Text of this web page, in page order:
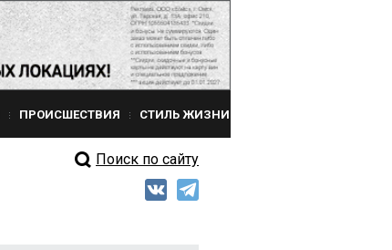
ПРОИСШЕСТВИЯ СТИЛЬ ЖИЗНИ
Поиск по сайту